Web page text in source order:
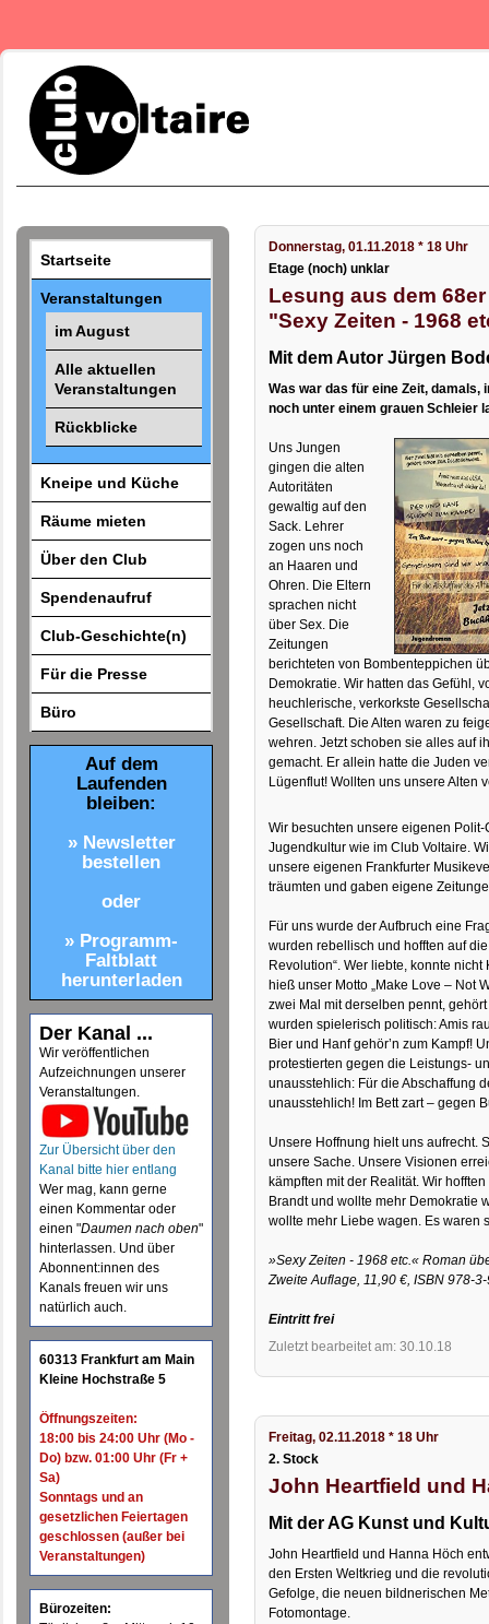
Startseite
Veranstaltungen
im August
Alle aktuellen
Veranstaltungen
Rückblicke
Kneipe und Küche
Räume mieten
Über den Club
Spendenaufruf
Club-Geschichte(n)
Für die Presse
Büro
Auf dem
Laufenden
bleiben:
» Newsletter
bestellen
oder
» Programm-
Faltblatt
herunterladen
Der Kanal ...
Wir veröffentlichen
Aufzeichnungen unserer
Veranstaltungen.
Zur Übersicht über den
Kanal bitte hier entlang
Wer mag, kann gerne
einen Kommentar oder
einen "Daumen nach oben"
hinterlassen. Und über
Abonnent:innen des
Kanals freuen wir uns
natürlich auch.
60313 Frankfurt am Main
Kleine Hochstraße 5
Öffnungszeiten:
18:00 bis 24:00 Uhr (Mo -
Do) bzw. 01:00 Uhr (Fr +
Sa)
Sonntags und an
gesetzlichen Feiertagen
geschlossen (außer bei
Veranstaltungen)
Bürozeiten:
Donnerstag, 01.11.2018 * 18 Uhr
Etage (noch) unklar
Lesung aus dem
"Sexy Zeiten - 1968
Mit dem Autor Jürgen
Was war das für eine Zeit, damals,
noch unter einem grauen Schleier
Uns Jungen
gingen die alten
Autoritäten
gewaltig auf den
Sack. Lehrer
zogen uns noch
an Haaren und
Ohren. Die Eltern
sprachen nicht
über Sex. Die
Zeitungen
berichteten von Bombenteppichen
Demokratie. Wir hatten das Gefühl,
heuchlerische, verkorkste
Gesellschaft. Die Alten waren zu
wehren. Jetzt schoben sie alles auf
gemacht. Er allein hatte die Juden
Lügenflut! Wollten uns unsere Alten
Wir besuchten unsere eigenen
Jugendkultur wie im Club Voltaire.
unsere eigenen Frankfurter
träumten und gaben eigene
Für uns wurde der Aufbruch eine
wurden rebellisch und hofften auf
Revolution“. Wer liebte, konnte
hieß unser Motto „Make Love – Not
zwei Mal mit derselben pennt,
wurden spielerisch politisch: Amis
Bier und Hanf gehör’n zum Kampf!
protestierten gegen die Leistungs-
unausstehlich: Für die Abschaffung
unausstehlich! Im Bett zart – gegen
Unsere Hoffnung hielt uns aufrecht.
unsere Sache. Unsere Visionen
kämpften mit der Realität. Wir
Brandt und wollte mehr Demokratie
wollte mehr Liebe wagen. Es waren
»Sexy Zeiten - 1968 etc.« Roman
Zweite Auflage, 11,90 €, ISBN 978-
Eintritt frei
Zuletzt bearbeitet am: 30.10.18
Freitag, 02.11.2018 * 18 Uhr
2. Stock
John Heartfield und
Mit der AG Kunst und
John Heartfield und Hanna Höch
den Ersten Weltkrieg und die
Gefolge, die neuen bildnerischen
Fotomontage.